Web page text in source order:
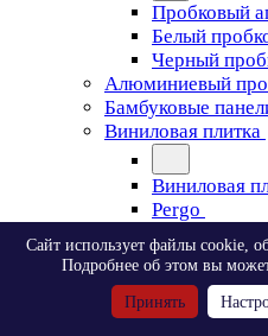
Пробковый
Белый
Черный
Алюминиевый
Бамбуковые
Виниловая плитка
Виниловая
Pergo
Pergo
Сайт использует файлы cookie,
Подробнее об этом вы
Принять